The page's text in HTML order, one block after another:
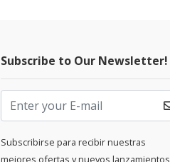
Subscribe to Our Newsletter!
Subscribirse para recibir nuestras
mejores ofertas y nuevos lanzamientos